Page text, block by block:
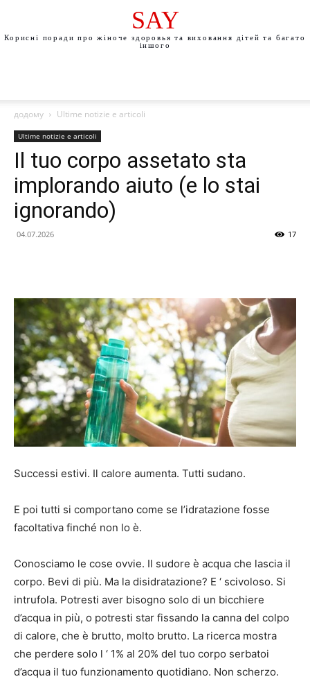
SAY
Корисні поради про жіноче здоровья та виховання дітей та багато
іншого
додому Ultime notizie e articoli
Ultime notizie e articoli
Il tuo corpo assetato sta
implorando aiuto (e lo stai
ignorando)
04.07.2026 17
Successi estivi. Il calore aumenta. Tutti sudano.
E poi tutti si comportano come se l’idratazione fosse
facoltativa finché non lo è.
Conosciamo le cose ovvie. Il sudore è acqua che lascia il
corpo. Bevi di più. Ma la disidratazione? E ‘ scivoloso. Si
intrufola. Potresti aver bisogno solo di un bicchiere
d’acqua in più, o potresti star fissando la canna del colpo
di calore, che è brutto, molto brutto. La ricerca mostra
che perdere solo l ‘ 1% al 20% del tuo corpo serbatoi
d’acqua il tuo funzionamento quotidiano. Non scherzo.